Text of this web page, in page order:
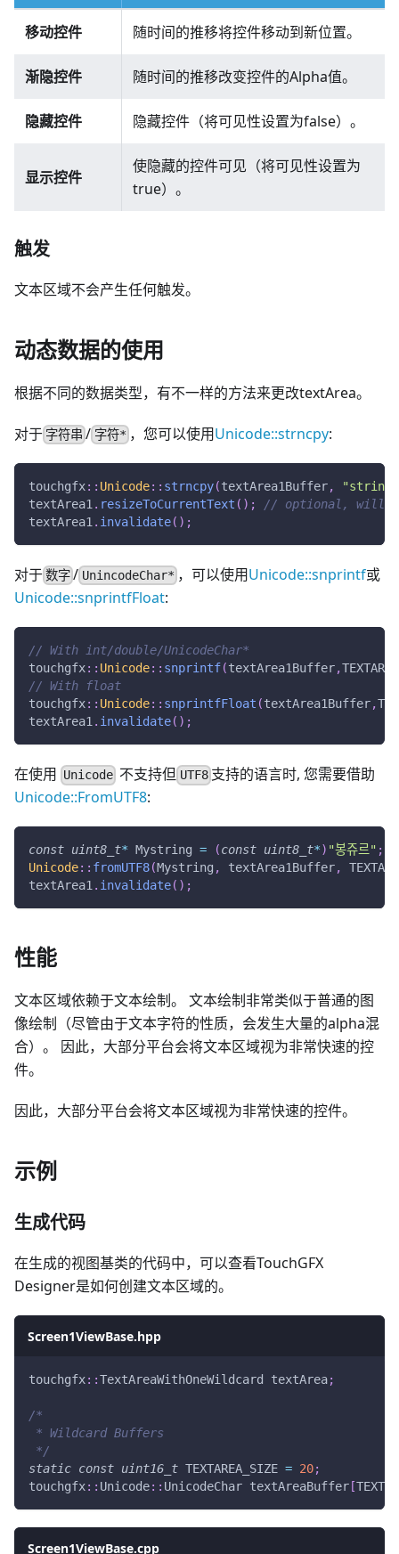
移动控件 随时间的推移将控件移动到新位置。
渐隐控件 随时间的推移改变控件的Alpha值。
隐藏控件 隐藏控件（将可见性设置为false）。
显示控件
使隐藏的控件可见（将可见性设置为
true）。
触发
文本区域不会产生任何触发。
动态数据的使用
根据不同的数据类型，有不一样的方法来更改textArea。
对于 字符串 / 字符* ，您可以使用Unicode::strncpy:
touchgfx:: Unicode:: strncpy(textArea1Buffer,
"string"
textArea1 . resizeToCurrentText ( ) ;
// optional, will
textArea1 . invalidate( ) ;
对于数字 / UnincodeChar* ，可以使用Unicode::snprintf或
Unicode::snprintfFloat:
// With int/double/UnicodeChar*
touchgfx:: Unicode:: snprintf(textArea1Buffer,
// With float
touchgfx:: Unicode:: snprintfFloat (textArea1Buffer,
textArea1. invalidate( ) ;
在使用 Unicode 不支持但 UTF8支持的语言时, 您需要借助
Unicode::FromUTF8:
const uint8_t* Mystring = (const uint8_t*) "봉쥬르" ;
Unicode:: fromUTF8(Mystring , textArea1Buffer,
textArea1. invalidate( ) ;
性能
文本区域依赖于文本绘制。 文本绘制非常类似于普通的图
像绘制（尽管由于文本字符的性质，会发生大量的alpha混
合）。 因此，大部分平台会将文本区域视为非常快速的控
件。
因此，大部分平台会将文本区域视为非常快速的控件。
示例
生成代码
在生成的视图基类的代码中，可以查看TouchGFX
Designer是如何创建文本区域的。
Screen1ViewBase.hpp
touchgfx::TextAreaWithOneWildcard textArea;
/*
* Wildcard Buffers
*/
static const uint16_t TEXTAREA_SIZE = 20;
touchgfx:: Unicode:: UnicodeChar textAreaBuffer [
Screen1ViewBase.cpp